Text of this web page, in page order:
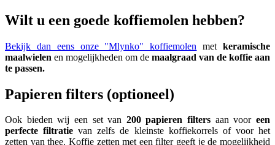
Wilt u een goede koffiemolen hebben?
Bekijk dan eens onze "Mlynko" koffiemolen metkeramische
maalwielen en mogelijkheden om de maalgraad van de koffie aan
te passen.
Papieren filters (optioneel)
Ook bieden wij een set van 200 papieren filters aan vooreen
perfecte filtratie van zelfs de kleinste koffiekorrels of voor het
zetten van thee. Koffie zetten met een filter geeft je de mogelijkheid